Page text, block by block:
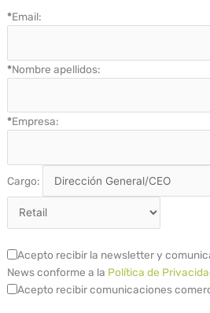
*Email:
*Nombre apellidos:
*Empresa:
Cargo:
Acepto recibir la newsletter y
News conforme a la Política de
Acepto recibir comunicaciones